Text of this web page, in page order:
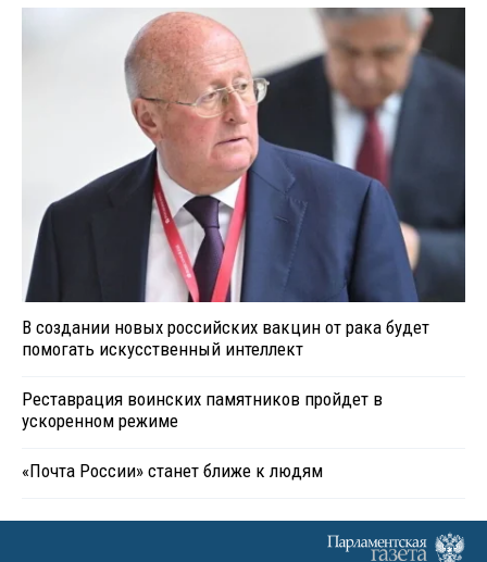
В создании новых российских вакцин от рака будет
помогать искусственный интеллект
Реставрация воинских памятников пройдет в
ускоренном режиме
«Почта России» станет ближе к людям